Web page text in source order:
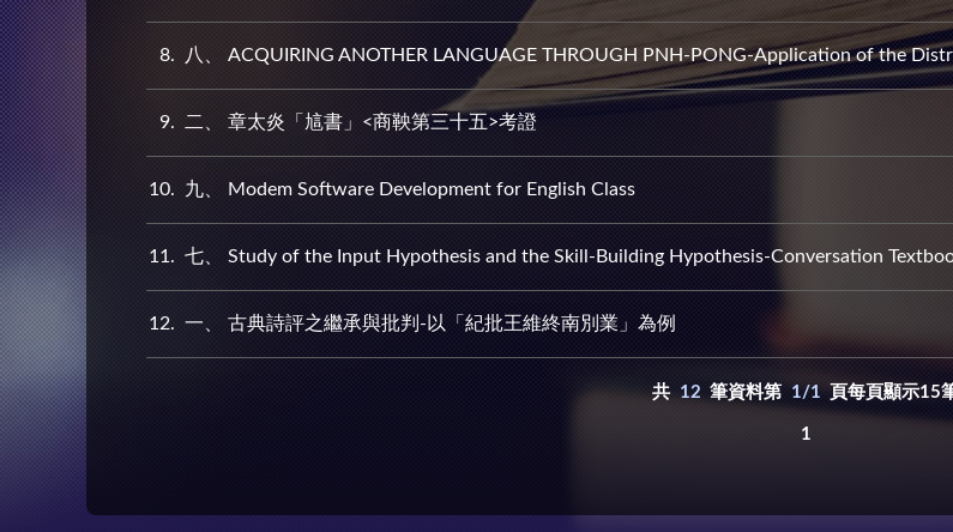
8 八、 ACQUIRING ANOTHER LANGUAGE THROUGH PNH-PONG-Application of the
9 二、 章太炎「訄書」<商鞅第三十五>考證
10 九、 Modem Software Development for English Class
11 七、 Study of the Input Hypothesis and the Skill-Building Hypothesis-Conversation
12 一、 古典詩評之繼承與批判-以「紀批王維終南別業」為例
共 12 筆資料第 1/1 頁每頁顯示15
1